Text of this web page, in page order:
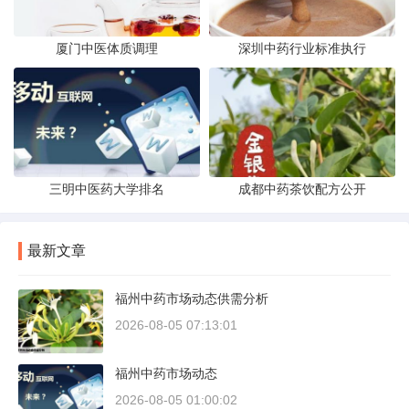
厦门中医体质调理 深圳中药行业标准执行
三明中医药大学排名 成都中药茶饮配方公开
最新文章
福州中药市场动态供需分析
2026-08-05 07:13:01
福州中药市场动态
2026-08-05 01:00:02